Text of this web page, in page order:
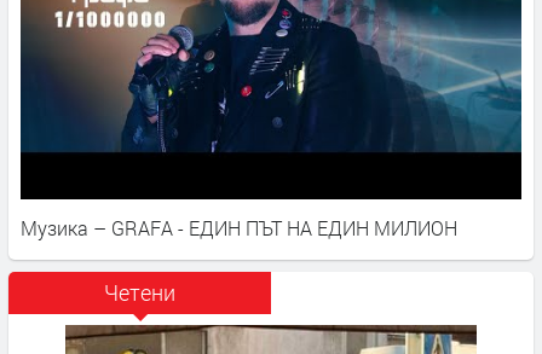
Музика – GRAFA - ЕДИН ПЪТ НА ЕДИН МИЛИОН
Четени